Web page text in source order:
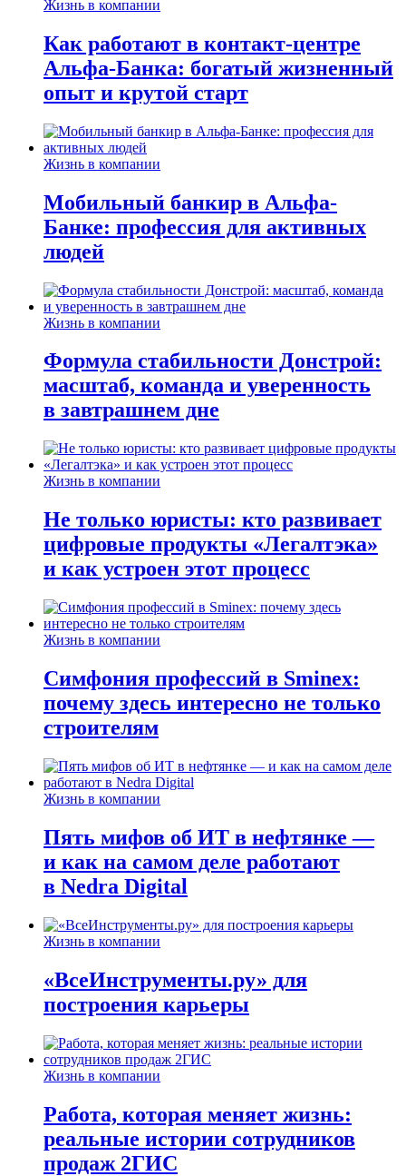
Жизнь в компании
Как работают в контакт-центре
Альфа-Банка: богатый жизненный
опыт и крутой старт
Жизнь в компании
Мобильный банкир в Альфа-
Банке: профессия для активных
людей
Жизнь в компании
Формула стабильности Донстрой:
масштаб, команда и уверенность
в завтрашнем дне
Жизнь в компании
Не только юристы: кто развивает
цифровые продукты «Легалтэка»
и как устроен этот процесс
Жизнь в компании
Симфония профессий в Sminex:
почему здесь интересно не только
строителям
Жизнь в компании
Пять мифов об ИТ в нефтянке —
и как на самом деле работают
в Nedra Digital
Жизнь в компании
«ВсеИнструменты.ру» для
построения карьеры
Жизнь в компании
Работа, которая меняет жизнь:
реальные истории сотрудников
продаж 2ГИС